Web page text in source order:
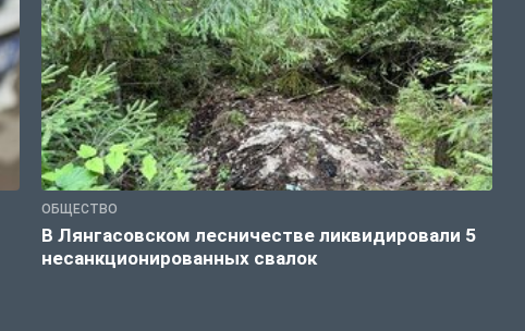
ОБЩЕСТВО
В Лянгасовском лесничестве ликвидировали 5
несанкционированных свалок